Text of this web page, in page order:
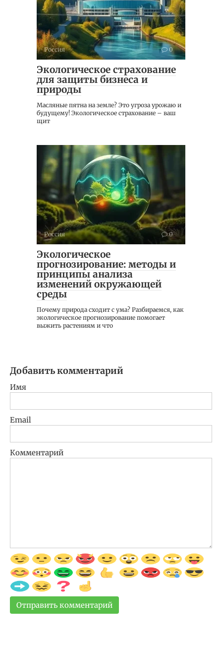
Россия 0
Экологическое страхование
для защиты бизнеса и
природы
Масляные пятна на земле? Это угроза урожаю и
будущему! Экологическое страхование – ваш
щит
Россия 0
Экологическое
прогнозирование: методы и
принципы анализа
изменений окружающей
среды
Почему природа сходит с ума? Разбираемся, как
экологическое прогнозирование помогает
выжить растениям и что
Добавить комментарий
Имя
Email
Комментарий